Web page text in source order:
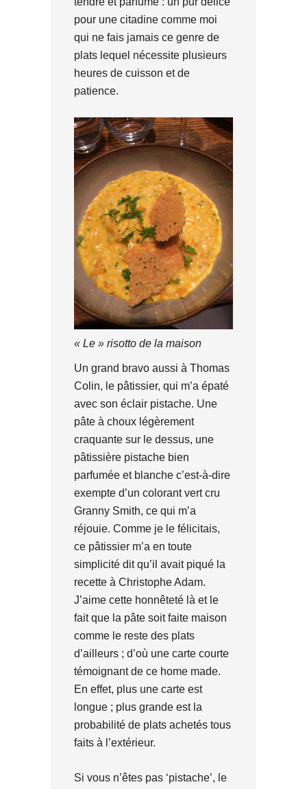
pour une citadine comme moi
qui ne fais jamais ce genre de
plats lequel nécessite plusieurs
heures de cuisson et de
patience.
« Le » risotto de la maison
Un grand bravo aussi à Thomas
Colin, le pâtissier, qui m’a épaté
avec son éclair pistache. Une
pâte à choux légèrement
craquante sur le dessus, une
pâtissière pistache bien
parfumée et blanche c’est-à-dire
exempte d’un colorant vert cru
Granny Smith, ce qui m’a
réjouie. Comme je le félicitais,
ce pâtissier m’a en toute
simplicité dit qu’il avait piqué la
recette à Christophe Adam.
J’aime cette honnêteté là et le
fait que la pâte soit faite maison
comme le reste des plats
d’ailleurs ; d’où une carte courte
témoignant de ce home made.
En effet, plus une carte est
longue ; plus grande est la
probabilité de plats achetés tous
faits à l’extérieur.
Si vous n’êtes pas ‘pistache’, le